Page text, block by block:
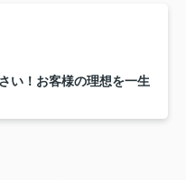
い！お客様の理想を一生